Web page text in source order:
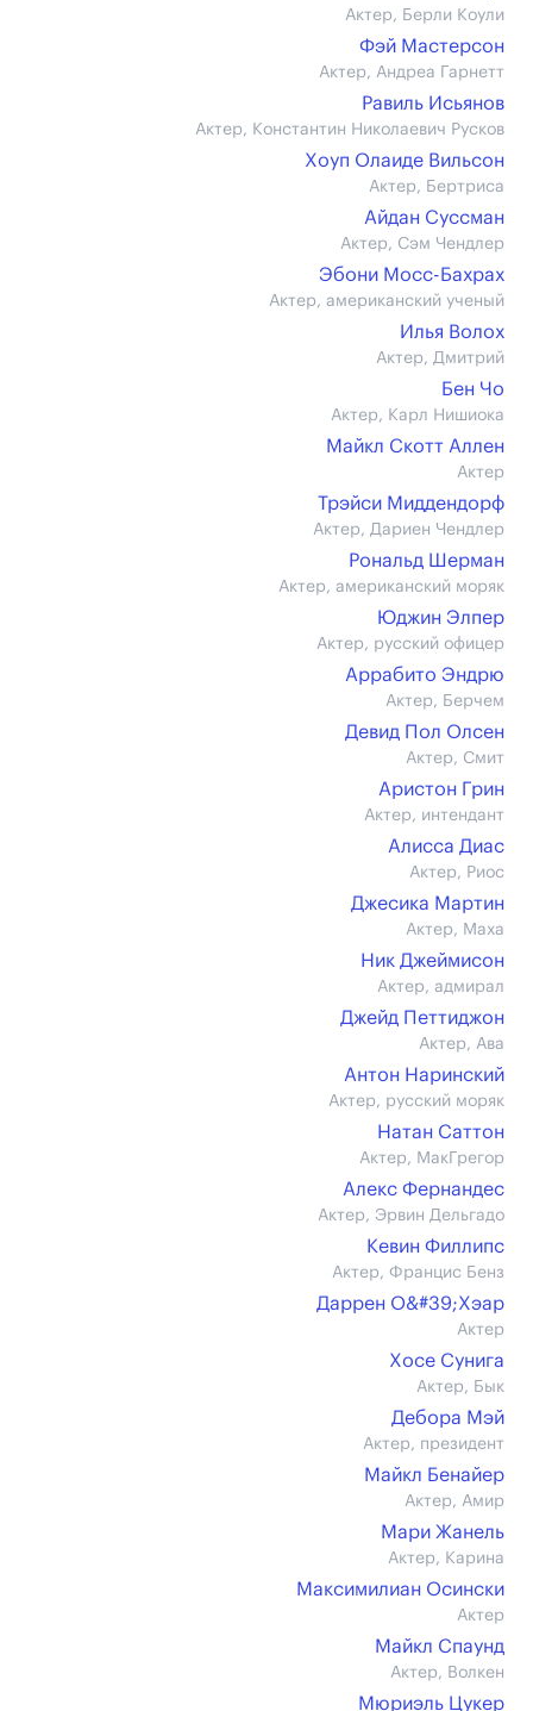
Актер, Берли Коули
Фэй Мастерсон
Актер, Андреа Гарнетт
Равиль Исьянов
Актер, Константин Николаевич Русков
Хоуп Олаиде Вильсон
Актер, Бертриса
Айдан Суссман
Актер, Сэм Чендлер
Эбони Мосс-Бахрах
Актер, американский ученый
Илья Волох
Актер, Дмитрий
Бен Чо
Актер, Карл Нишиока
Майкл Скотт Аллен
Актер
Трэйси Миддендорф
Актер, Дариен Чендлер
Рональд Шерман
Актер, американский моряк
Юджин Элпер
Актер, русский офицер
Аррабито Эндрю
Актер, Берчем
Девид Пол Олсен
Актер, Смит
Аристон Грин
Актер, интендант
Алисса Диас
Актер, Риос
Джесика Мартин
Актер, Маха
Ник Джеймисон
Актер, адмирал
Джейд Петтиджон
Актер, Ава
Антон Наринский
Актер, русский моряк
Натан Саттон
Актер, МакГрегор
Алекс Фернандес
Актер, Эрвин Дельгадо
Кевин Филлипс
Актер, Францис Бенз
Даррен О&#39;Хэар
Актер
Хосе Сунига
Актер, Бык
Дебора Мэй
Актер, президент
Майкл Бенайер
Актер, Амир
Мари Жанель
Актер, Карина
Максимилиан Осински
Актер
Майкл Спаунд
Актер, Волкен
Мюриэль Цукер